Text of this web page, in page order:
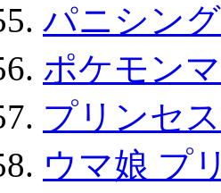
パニシン
ポケモン
プリンセ
ウマ娘 プ